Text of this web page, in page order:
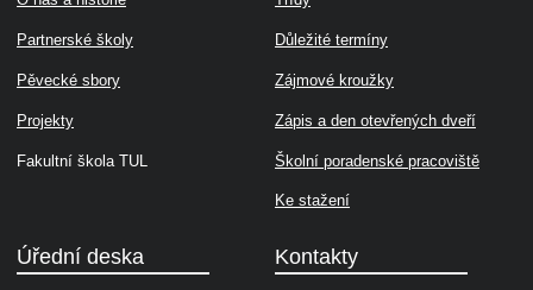
Partnerské školy
Pěvecké sbory
Projekty
Fakultní škola TUL
Důležité termíny
Zájmové kroužky
Zápis a den otevřených dveří
Školní poradenské pracoviště
Ke stažení
Úřední deska Kontakty